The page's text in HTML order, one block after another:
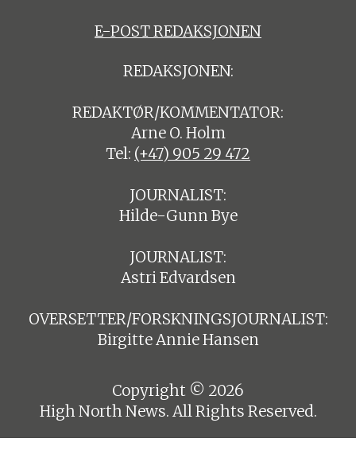
E-POST REDAKSJONEN
REDAKSJONEN:
REDAKTØR/KOMMENTATOR:
Arne O. Holm
Tel: (+47) 905 29 472
JOURNALIST:
Hilde-Gunn Bye
JOURNALIST:
Astri Edvardsen
OVERSETTER/FORSKNINGSJOURNALIST:
Birgitte Annie Hansen
Copyright © 2026
High North News. All Rights Reserved.